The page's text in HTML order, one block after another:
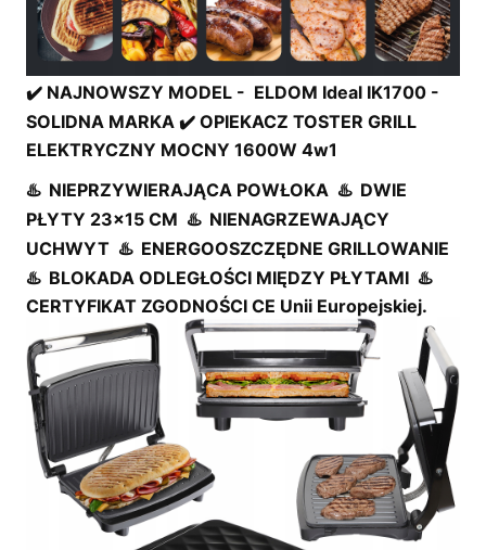
✔️ NAJNOWSZY MODEL - ELDOM Ideal IK1700 -
SOLIDNA MARKA ✔️ OPIEKACZ TOSTER GRILL
ELEKTRYCZNY MOCNY 1600W 4w1
♨️NIEPRZYWIERAJĄCA POWŁOKA ♨️DWIE
PŁYTY 23x15 CM ♨️NIENAGRZEWAJĄCY
UCHWYT ♨️ENERGOOSZCZĘDNE GRILLOWANIE
♨️BLOKADA ODLEGŁOŚCI MIĘDZY PŁYTAMI ♨️
CERTYFIKAT ZGODNOŚCI CE Unii Europejskiej.